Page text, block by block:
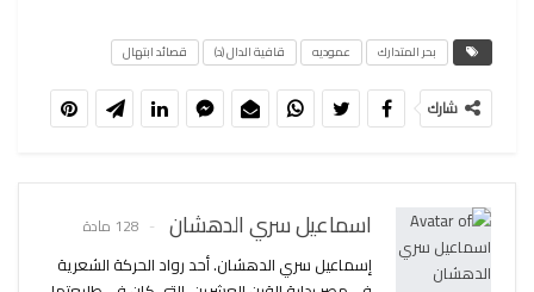
بحر المتدارك عموديه قافية الدال (د) قصائد ابتهال
شارك
اسماعيل سري الدهشان 128 مادة
إسماعيل سري الدهشان. أحد رواد الحركة الشعرية